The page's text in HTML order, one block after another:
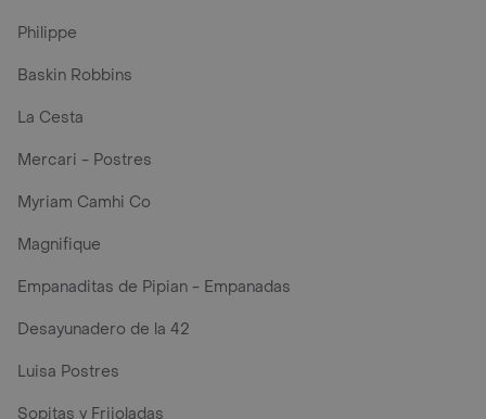
Philippe
Baskin Robbins
La Cesta
Mercari - Postres
Myriam Camhi Co
Magnifique
Empanaditas de Pipian - Empanadas
Desayunadero de la 42
Luisa Postres
Sopitas y Frijoladas